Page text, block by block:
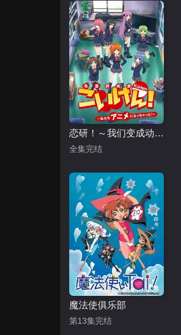
恋研！～我们变成动画啦！
全集完结
魔法使俱乐部
第13集完结